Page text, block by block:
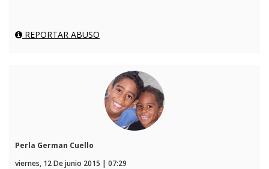
REPORTAR ABUSO
Perla German Cuello
viernes, 12 De junio 2015 | 07:29